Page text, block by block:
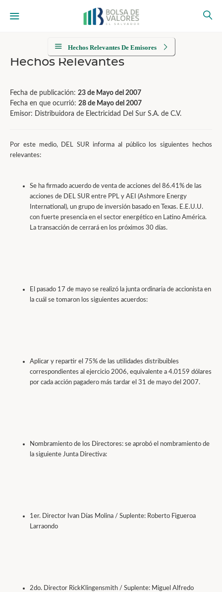
Hechos Relevantes De Emisores
Hechos Relevantes
Fecha de publicación: 23 de Mayo del 2007
Fecha en que ocurrió: 28 de Mayo del 2007
Emisor: Distribuidora de Electricidad Del Sur S.A. de C.V.
Por este medio, DEL SUR informa al público los siguientes hechos
relevantes:
Se ha firmado acuerdo de venta de acciones del 86.41% de las
acciones de DEL SUR entre PPL y AEI (Ashmore Energy
International), un grupo de inversión basado en Texas. E.E.U.U.
con fuerte presencia en el sector energético en Latino América.
La transacción de cerrará en los próximos 30 días.
El pasado 17 de mayo se realizó la junta ordinaria de accionista en
la cuál se tomaron los siguientes acuerdos:
Aplicar y repartir el 75% de las utilidades distribuibles
correspondientes al ejercicio 2006, equivalente a 4.0159 dólares
por cada acción pagadero más tardar el 31 de mayo del 2007.
Nombramiento de los Directores: se aprobó el nombramiento de
la siguiente Junta Directiva:
1er. Director Ivan Días Molina / Suplente: Roberto Figueroa
Larraondo
2do. Director RickKlingensmith / Suplente: Miguel Alfredo